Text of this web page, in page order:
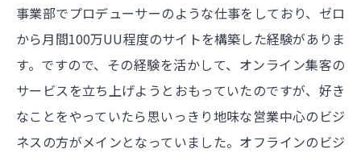
事業部でプロデューサーのような仕事をしており、ゼロ
から月間100万UU程度のサイトを構築した経験がありま
す。ですので、その経験を活かして、オンライン集客の
サービスを立ち上げようとおもっていたのですが、好き
なことをやっていたら思いっきり地味な営業中心のビジ
ネスの方がメインとなっていました。オフラインのビジ